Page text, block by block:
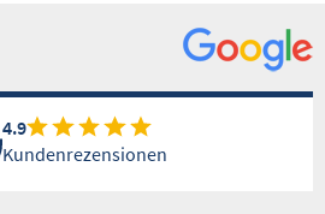
4.9
Kundenrezensionen